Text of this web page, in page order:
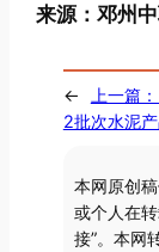
来源：邓州
← 上一篇：
2批次水泥
本网原创
或个人在
接”。本网